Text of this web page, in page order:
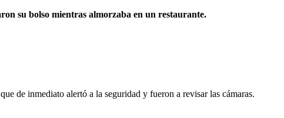
su bolso mientras almorzaba en un restaurante.
de inmediato alertó a la seguridad y fueron a revisar las cámaras.